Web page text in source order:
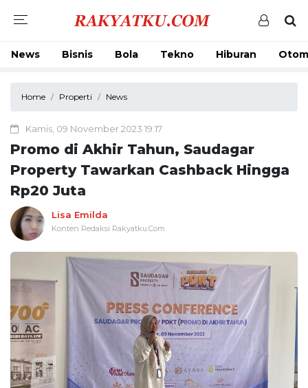
News Bisnis Bola Tekno Hiburan
Home Properti News
Kamis, 09 November 2023 19:17
Promo di Akhir Tahun, Saudagar
Property Tawarkan Cashback Hingga
Rp20 Juta
Lisa Emilda
Konten Redaksi Rakyatku.Com